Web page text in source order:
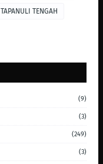
TAPANULI TENGAH
(9)
(3)
(249)
(3)